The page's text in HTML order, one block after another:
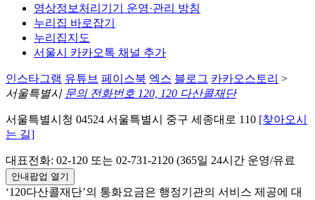
영상정보처리기기 운영·관리 방침
누리집 바로잡기
누리집지도
서울시 카카오톡 채널 추가
인스타그램 유튜브 페이스북 엑스 블로그 카카오스토리 >
서울특별시 문의 전화번호 120, 120 다산콜재단
서울특별시청 04524 서울특별시 중구 세종대로 110 [찾아오시
는 길]
대표전화: 02-120 또는 02-731-2120 (365일 24시간 운영/유료
안내팝업 열기
‘120다산콜재단’의 통화요금은 행정기관의 서비스 제공에 대